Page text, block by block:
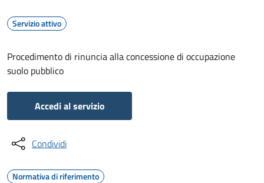
Servizio attivo
Procedimento di rinuncia alla concessione di occupazione
suolo pubblico
Accedi al servizio
Condividi
Normativa di riferimento